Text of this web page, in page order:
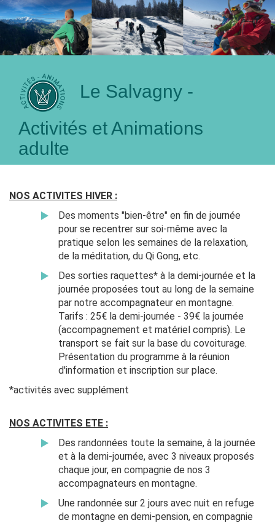
Le Salvagny -
Activités et Animations
adulte
NOS ACTIVITES HIVER :
Des moments "bien-être" en fin de journée
pour se recentrer sur soi-même avec la
pratique selon les semaines de la relaxation,
de la méditation, du Qi Gong, etc.
Des sorties raquettes* à la demi-journée et la
journée proposées tout au long de la semaine
par notre accompagnateur en montagne.
Tarifs : 25€ la demi-journée - 39€ la journée
(accompagnement et matériel compris). Le
transport se fait sur la base du covoiturage.
Présentation du programme à la réunion
d'information et inscription sur place.
*activités avec supplément
NOS ACTIVITES ETE :
Des randonnées toute la semaine, à la journée
et à la demi-journée, avec 3 niveaux proposés
chaque jour, en compagnie de nos 3
accompagnateurs en montagne.
Une randonnée sur 2 jours avec nuit en refuge
de montagne en demi-pension, en compagnie